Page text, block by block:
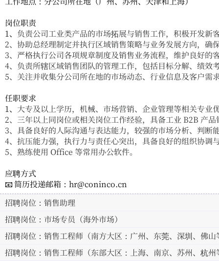
岗位职责
1、 负责公司工业类产品的市场拓展与销售工作，积极开发新
2、 协助总经理制定并执行区域销售策略与业务发展方向，确
3、 严格执行公司各项规章制度及销售业务流程，维护良好的
4、 负责所辖区域销售团队的管理工作，包括目标分解、绩
5、 关注并收集分公司所在地的市场动态、行业信息及客户需
任职要求
1、 大专及以上学历，机械、市场营销、企业管理等相关专业
2、三年以上同岗位或相关岗位工作经验，具备工业 B2B 产品
3、 具备良好的人际沟通与表达能力，较强的市场分析、判断
4、 抗压能力强，执行力与责任心突出，具备良好的组织协调
5、 熟练使用 Office 等常用办公软件。
应聘方式
📧简历投递邮箱： hr@coninco.cn
招聘岗位：销售助理
招聘岗位：市场专员（海外市场）
招聘岗位：销售工程师（南方大区：广州、东莞、深圳、佛山
招聘岗位：销售工程师（东部大区：上海、南京、苏州、杭州